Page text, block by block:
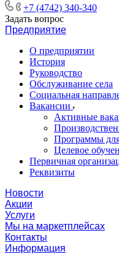
+7 (4742) 340-340
Задать вопрос
Предприятие
О предприятии
История
Руководство
Обслуживание села
Социальная
Вакансии
Активные
Программы
Целевое
Первичная
Реквизиты
Новости
Акции
Услуги
Мы на маркетплейсах
Контакты
Информация